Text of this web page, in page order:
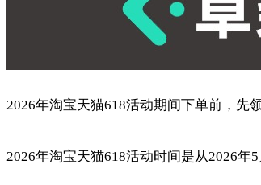
2026年淘宝天猫618活动期间下单前，先
2026年淘宝天猫618活动时间是从2026年